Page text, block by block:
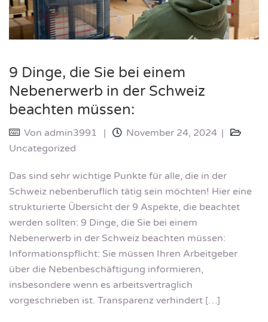
9 Dinge, die Sie bei einem
Nebenerwerb in der Schweiz
beachten müssen:
Von admin3991
November 24, 2024
Uncategorized
Das sind sehr wichtige Punkte für alle, die in der
Schweiz nebenberuflich tätig sein möchten! Hier eine
strukturierte Übersicht der 9 Aspekte, die beachtet
werden sollten: 9 Dinge, die Sie bei einem
Nebenerwerb in der Schweiz beachten müssen:
Informationspflicht: Sie müssen Ihren Arbeitgeber
über die Nebenbeschäftigung informieren,
insbesondere wenn es arbeitsvertraglich
vorgeschrieben ist. Transparenz verhindert […]